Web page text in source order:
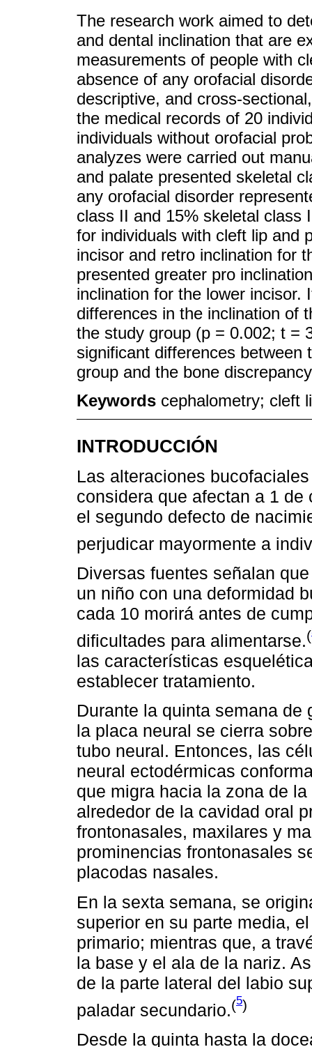
The research work aimed to
and dental inclination that are
measurements of people with
absence of any orofacial
descriptive, and cross-
the medical records of 20
individuals without orofacial
analyzes were carried out
and palate presented skeletal
any orofacial disorder
class II and 15% skeletal class
for individuals with cleft lip and
incisor and retro inclination for
presented greater pro
inclination for the lower incisor.
differences in the inclination of
the study group (p = 0.002; t =
significant differences between
group and the bone
Keywords cephalometry; cleft
INTRODUCCIÓN
Las alteraciones
considera que afectan a 1
el segundo defecto de
perjudicar mayormente a
Diversas fuentes señalan
un niño con una deformidad
cada 10 morirá antes de
dificultades para alimentarse.(
las características
establecer tratamiento.
Durante la quinta semana
la placa neural se cierra
tubo neural. Entonces, las
neural ectodérmicas
que migra hacia la zona de
alrededor de la cavidad oral
frontonasales, maxilares y
prominencias frontonasales
placodas nasales.
En la sexta semana, se
superior en su parte media,
primario; mientras que, a
la base y el ala de la nariz.
de la parte lateral del labio
paladar secundario.(5)
Desde la quinta hasta la